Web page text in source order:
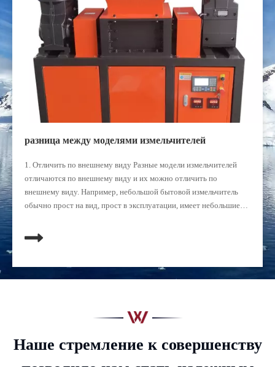
разница между моделями измельчителей
1. Отличить по внешнему виду Разные модели измельчителей
отличаются по внешнему виду и их можно отличить по
внешнему виду. Например, небольшой бытовой измельчитель
обычно прост на вид, прост в эксплуатации, имеет небольшие
большой измельчитель обычно
Наше стремление к совершенству